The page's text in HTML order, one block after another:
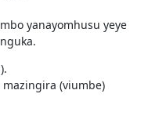
yanayomhusu yeye
(viumbe)